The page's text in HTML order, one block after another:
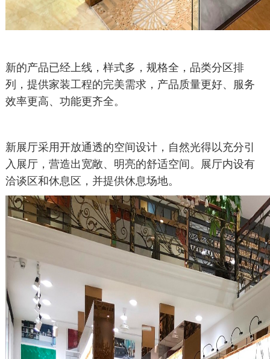
新的产品已经上线，样式多，规格全，品类分区排
列，提供家装工程的完美需求，产品质量更好、服务
效率更高、功能更齐全。
新展厅采用开放通透的空间设计，自然光得以充分引
入展厅，营造出宽敞、明亮的舒适空间。展厅内设有
洽谈区和休息区，并提供休息场地。